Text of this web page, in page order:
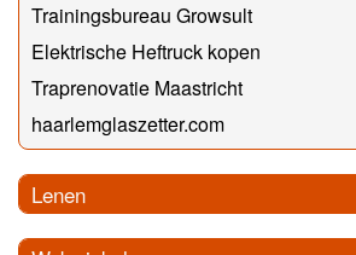
Trainingsbureau Growsult
Elektrische Heftruck kopen
Traprenovatie Maastricht
haarlemglaszetter.com
Lenen